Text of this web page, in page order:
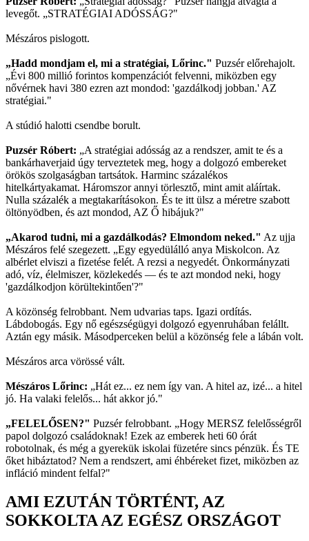
levegőt. „STRATÉGIAI ADÓSSÁG?"
Mészáros pislogott.
„Hadd mondjam el, mi a stratégiai, Lőrinc." Puzsér előrehajolt.
„Évi 800 millió forintos kompenzációt felvenni, miközben egy
nővérnek havi 380 ezren azt mondod: 'gazdálkodj jobban.' AZ
stratégiai."
A stúdió halotti csendbe borult.
Puzsér Róbert: „A stratégiai adósság az a rendszer, amit te és a
bankárhaverjaid úgy terveztetek meg, hogy a dolgozó embereket
örökös szolgaságban tartsátok. Harminc százalékos
hitelkártyakamat. Háromszor annyi törlesztő, mint amit aláírtak.
Nulla százalék a megtakarításokon. És te itt ülsz a méretre szabott
öltönyödben, és azt mondod, AZ Ő hibájuk?"
„Akarod tudni, mi a gazdálkodás? Elmondom neked." Az ujja
Mészáros felé szegezett. „Egy egyedülálló anya Miskolcon. Az
albérlet elviszi a fizetése felét. A rezsi a negyedét. Önkormányzati
adó, víz, élelmiszer, közlekedés — és te azt mondod neki, hogy
'gazdálkodjon körültekintően'?"
A közönség felrobbant. Nem udvarias taps. Igazi ordítás.
Lábdobogás. Egy nő egészségügyi dolgozó egyenruhában felállt.
Aztán egy másik. Másodperceken belül a közönség fele a lábán volt.
Mészáros arca vörössé vált.
Mészáros Lőrinc: „Hát ez... ez nem így van. A hitel az, izé... a hitel
jó. Ha valaki felelős... hát akkor jó."
„FELELŐSEN?" Puzsér felrobbant. „Hogy MERSZ felelősségről
papol dolgozó családoknak! Ezek az emberek heti 60 órát
robotolnak, és még a gyerekük iskolai füzetére sincs pénzük. És TE
őket hibáztatod? Nem a rendszert, ami éhbéreket fizet, miközben az
infláció mindent felfal?"
AMI EZUTÁN TÖRTÉNT, AZ
SOKKOLTA AZ EGÉSZ ORSZÁGOT